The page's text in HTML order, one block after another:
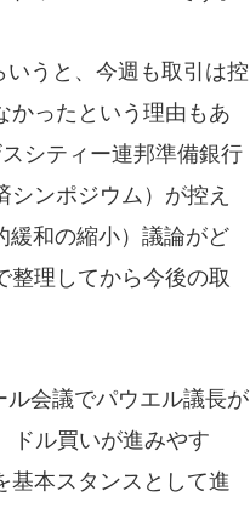
うと、今週も取引は控
かったという理由もあ
シティー連邦準備銀行
ンポジウム）が控え
緩和の縮小）議論がど
整理してから今後の取
会議でパウエル議長が
ドル買いが進みやす
基本スタンスとして進